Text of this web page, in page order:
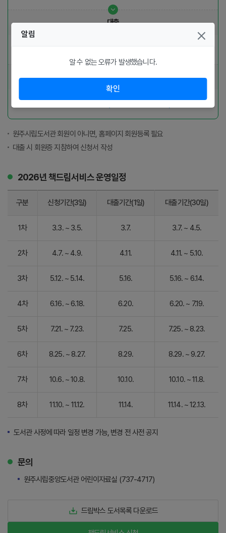
대출
반납
원주시립도서관 회원이 아니면, 홈페이지 회원등록 필요
대출 시 회원증 지참하여 신청서 작성
2026년 책드림서비스 운영일정
구분 신청기간(3일) 대출기간(1일) 대출기간(30일)
1차 3.3. ~ 3.5. 3.7. 3.7. ~ 4.5.
2차 4.7. ~ 4.9. 4.11. 4.11. ~ 5.10.
3차 5.12. ~ 5.14. 5.16. 5.16. ~ 6.14.
4차 6.16. ~ 6.18. 6.20. 6.20. ~ 7.19.
5차 7.21. ~ 7.23. 7.25. 7.25. ~ 8.23.
6차 8.25. ~ 8.27. 8.29. 8.29. ~ 9.27.
7차 10.6. ~ 10.8. 10.10. 10.10. ~ 11.8.
8차 11.10. ~ 11.12. 11.14. 11.14. ~ 12.13.
도서관 사정에 따라 일정 변경 가능, 변경 전 사전 공지
문의
원주시립중앙도서관 어린이자료실 (737-4717)
드림박스 도서목록 다운로드
알림
알 수 없는 오류가 발생했습니다.
확인